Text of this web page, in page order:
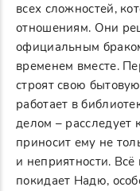
всех сложностей,
отношениям. Они
официальным
временем вместе.
строят свою
работает в
делом – расследует
приносит ему не
и неприятности.
покидает Надю,